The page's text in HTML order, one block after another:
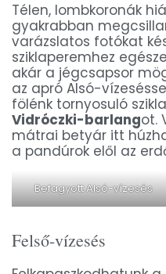
Télen, lombkoronák
gyakrabban
varázslatos fotókat
sziklaperemhez
akár a jégcsapsor
az apró Alsó-
fölénk tornyosuló
Vidróczki-barlangot.
mátrai betyár itt
a pandúrok elől az
Befagyott Alsó-vízesés
Felső-vízesés